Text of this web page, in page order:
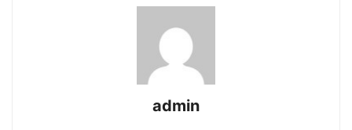
admin